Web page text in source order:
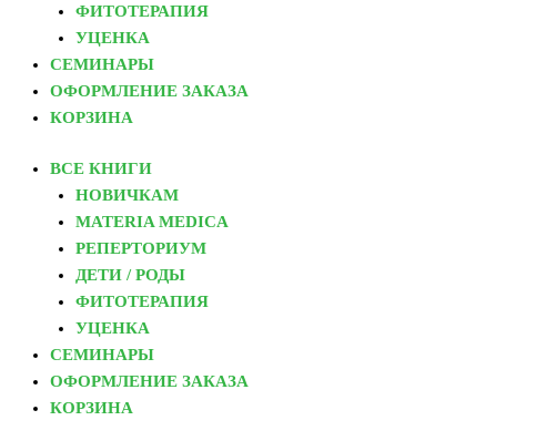
ФИТОТЕРАПИЯ
УЦЕНКА
СЕМИНАРЫ
ОФОРМЛЕНИЕ ЗАКАЗА
КОРЗИНА
ВСЕ КНИГИ
НОВИЧКАМ
MATERIA MEDICA
РЕПЕРТОРИУМ
ДЕТИ / РОДЫ
ФИТОТЕРАПИЯ
УЦЕНКА
СЕМИНАРЫ
ОФОРМЛЕНИЕ ЗАКАЗА
КОРЗИНА